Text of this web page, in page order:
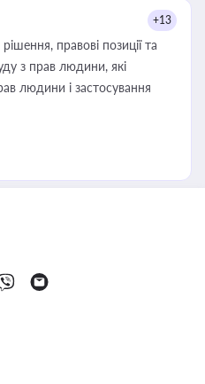
+13
правові позиції та
з прав людини, які
людини і застосування